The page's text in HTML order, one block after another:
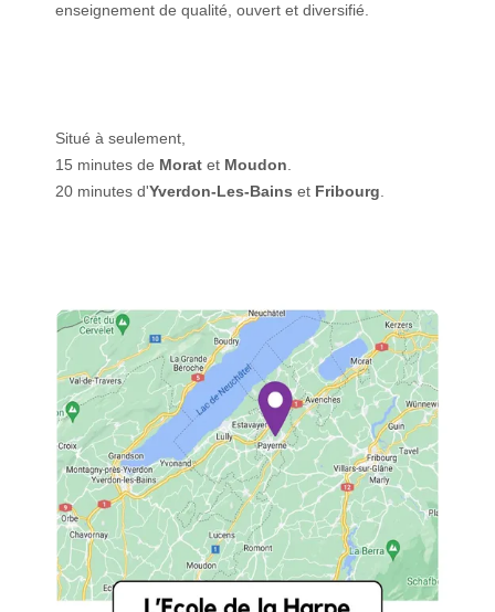
enseignement de qualité, ouvert et diversifié.
Situé à seulement,
15 minutes de Morat et Moudon
20 minutes d'Yverdon-Les-Bains et Fribourg